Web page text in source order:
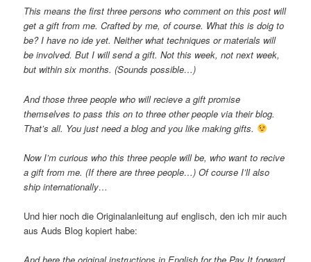
This means the first three persons who comment on this post will
get a gift from me. Crafted by me, of course. What this is doig to
be? I have no ide yet. Neither what techniques or materials will
be involved. But I will send a gift. Not this week, not next week,
but within six months. (Sounds possible…)
And those three people who will recieve a gift promise
themselves to pass this on to three other people via their blog.
That’s all. You just need a blog and you like making gifts.
Now I’m curious who this three people will be, who want to recive
a gift from me. (If there are three people…) Of course I’ll also
ship internationally…
Und hier noch die Originalanleitung auf englisch, den ich mir auch
aus Auds Blog kopiert habe: